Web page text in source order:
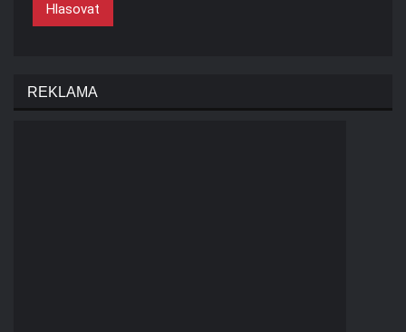
Hlasovat
REKLAMA